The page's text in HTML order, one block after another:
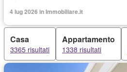
4 lug 2026 in Immobiliare.it
Casa
3365 risultati
Appartamento
1338 risultati